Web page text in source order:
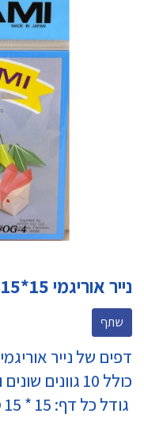
נייר אוריגמי 15*15 חלק צבעוני 100 דף
שתף
דפים של נייר אוריגמי
כולל 10 גוונים שונים ודף הוראות לקיפול אוריגמי
גודל כל דף: 15 * 15 ס"מ. אומנות